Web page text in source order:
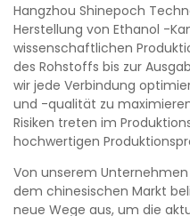
Hangzhou Shinepoch
Herstellung von Ethanol -
wissenschaftlichen
des Rohstoffs bis zur
wir jede Verbindung
und -qualität zu
Risiken treten im
hochwertigen
Von unserem
dem chinesischen Markt
neue Wege aus, um die